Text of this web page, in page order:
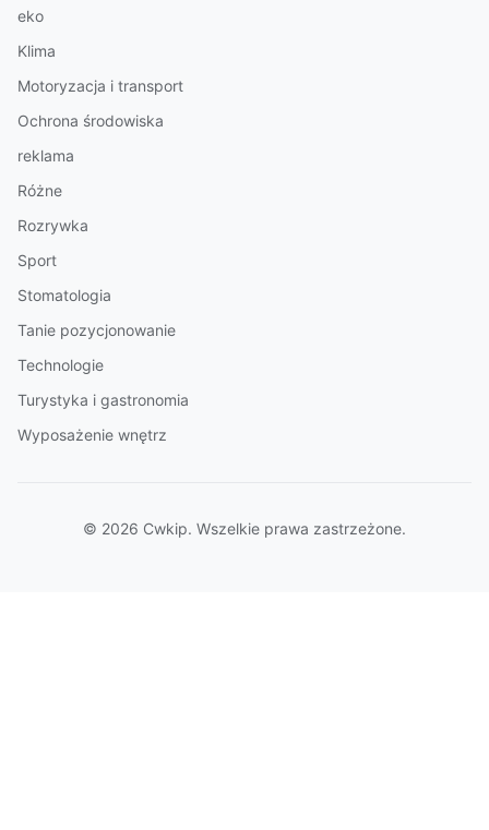
eko
Klima
Motoryzacja i transport
Ochrona środowiska
reklama
Różne
Rozrywka
Sport
Stomatologia
Tanie pozycjonowanie
Technologie
Turystyka i gastronomia
Wyposażenie wnętrz
© 2026 Cwkip. Wszelkie prawa zastrzeżone.